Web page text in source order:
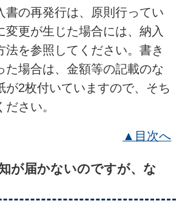
書の再発行は、原則行ってい
変更が生じた場合には、納入
法を参照してください。書き
た場合は、金額等の記載のな
が2枚付いていますので、そち
さい。
▲目次へ
が届かないのですが、な